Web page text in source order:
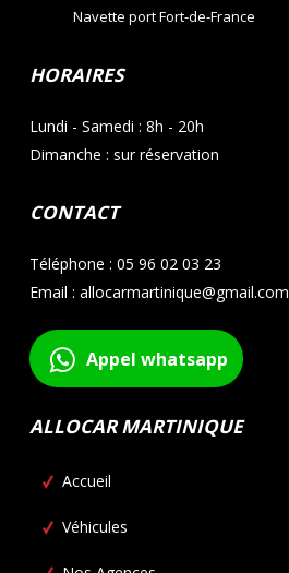
Navette port Fort-de-France
HORAIRES
Lundi - Samedi : 8h - 20h
Dimanche : sur réservation
CONTACT
Téléphone : 05 96 02 03 23
Email : allocarmartinique@gmail.com
Appel whatsapp
ALLOCAR MARTINIQUE
Accueil
Véhicules